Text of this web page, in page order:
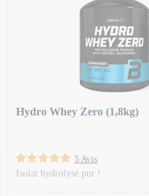
Hydro Whey Zero (1,8kg)
5 Avis
Isolat hydrolysé pur !